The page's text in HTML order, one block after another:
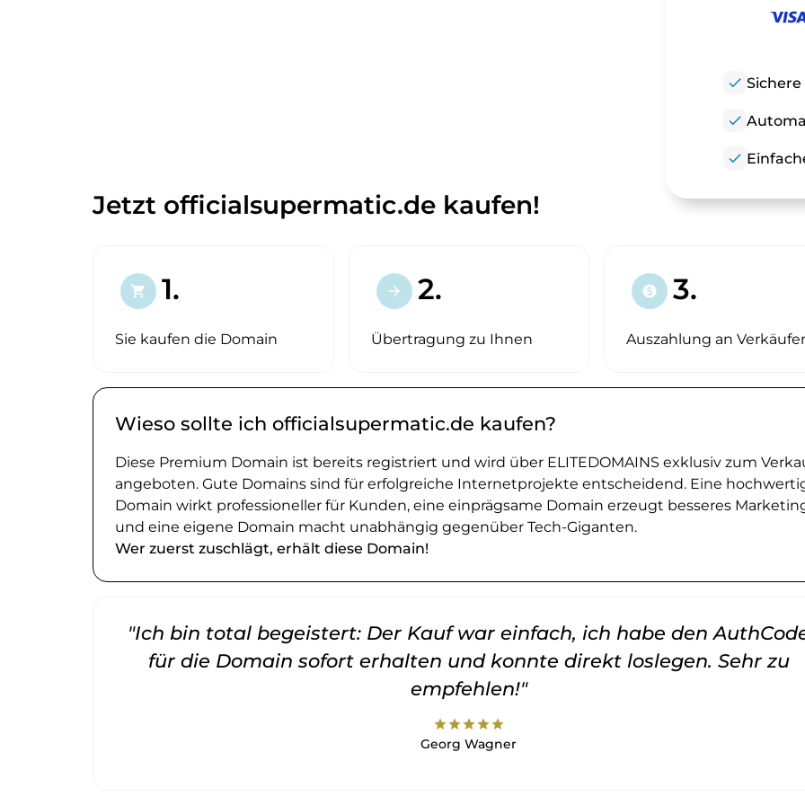
check
check
check
Jetzt officialsupermatic.de kaufen!
shopping_cart 1.
Sie kaufen die Domain
arrow_forward 2.
Übertragung zu Ihnen
paid 3.
Auszahlung an Verkäufer
Wieso sollte ich officialsupermatic.de kaufen?
Diese Premium Domain ist bereits registriert und wird über ELITEDOMAINS exklusiv zum
angeboten. Gute Domains sind für erfolgreiche Internetprojekte entscheidend. Eine
Domain wirkt professioneller für Kunden, eine einprägsame Domain erzeugt besseres
und eine eigene Domain macht unabhängig gegenüber Tech-Giganten.
Wer zuerst zuschlägt, erhält diese Domain!
"Ich bin total begeistert: Der Kauf war einfach, ich habe den
für die Domain sofort erhalten und konnte direkt loslegen. Sehr zu
empfehlen!"
starstarstarstarstar
Georg Wagner